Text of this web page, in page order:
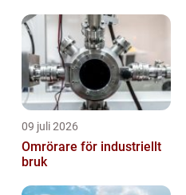
09 juli 2026
Omrörare för industriellt
bruk